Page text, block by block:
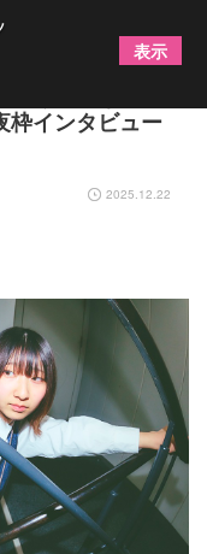
げ多彩な楽曲を
枠インタビュー
2025.12.22
表示